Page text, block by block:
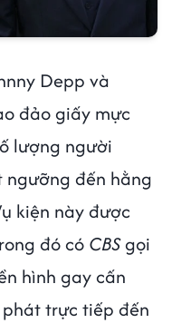
Depp và
đảo giấy mực
lượng người
đến hằng
kiện này được
đó có CBSgọi
hình gay cấn
trực tiếp đến